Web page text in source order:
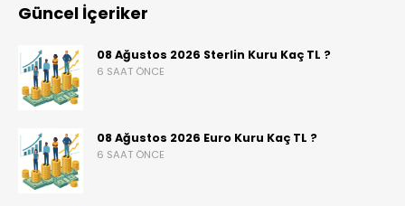
Güncel İçeriker
08 Ağustos 2026 Sterlin Kuru Kaç TL ?
6 SAAT ÖNCE
08 Ağustos 2026 Euro Kuru Kaç TL ?
6 SAAT ÖNCE